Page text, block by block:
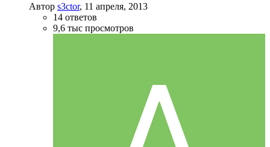
Автор s3ctor, 11 апреля, 2013
14 ответов
9,6 тыс просмотров